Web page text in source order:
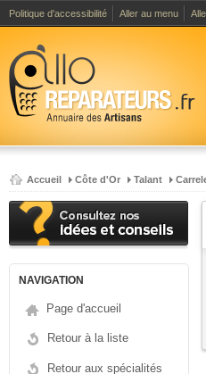
Politique d'accessibilité Aller au menu
Accueil Côte d'Or Talant
NAVIGATION
Page d'accueil
Retour à la liste
Retour aux spécialités